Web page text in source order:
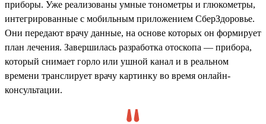
приборы. Уже реализованы умные тонометры и глюкометры,
интегрированные с мобильным приложением СберЗдоровье.
Они передают врачу данные, на основе которых он формирует
план лечения. Завершилась разработка отоскопа — прибора,
который снимает горло или ушной канал и в реальном
времени транслирует врачу картинку во время онлайн-
консультации.